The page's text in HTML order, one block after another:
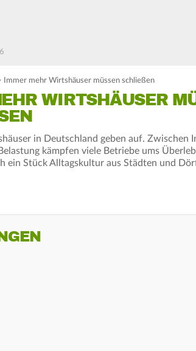
Immer mehr Wirtshäuser müssen schließen
WIRTSHÄUSER
in Deutschland geben auf. Zwischen
kämpfen viele Betriebe ums
ein Stück Alltagskultur aus Städten und